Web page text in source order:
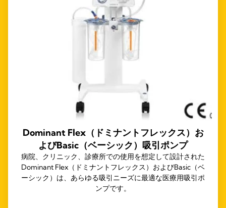
Dominant Flex（ドミナントフレックス）お
よびBasic（ベーシック）吸引ポンプ
病院、クリニック、診療所での使用を想定して設計された
Dominant Flex（ドミナントフレックス）およびBasic（ベ
ーシック）は、あらゆる吸引ニーズに最適な医療用吸引ポ
ンプです。